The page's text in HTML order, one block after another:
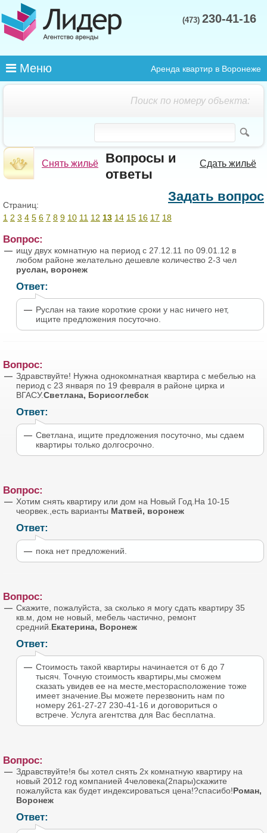
(473) 230-41-16
Меню Аренда квартир в Воронеже
Поиск по номеру объекта:
Снять жильё Сдать жильё
Вопросы и
ответы
Задать вопрос
Страниц:
1 2 3 4 5 6 7 8 9 10 11 12 13 14 15 16 17 18
Вопрос:
ищу двух комнатную на период с 27.12.11 по 09.01.12 в
любом районе желательно дешевле количество 2-3 чел
руслан, воронеж
Ответ:
Руслан на такие короткие сроки у нас ничего нет,
ищите предложения посуточно.
Вопрос:
Здравствуйте! Нужна однокомнатная квартира с мебелью на
период с 23 января по 19 февраля в районе цирка и
ВГАСУ.Светлана, Борисоглебск
Ответ:
Светлана, ищите предложения посуточно, мы сдаем
квартиры только долгосрочно.
Вопрос:
Хотим снять квартиру или дом на Новый Год.На 10-15
чеорвек.,есть варианты Матвей, воронеж
Ответ:
пока нет предложений.
Вопрос:
Скажите, пожалуйста, за сколько я могу сдать квартиру 35
кв.м, дом не новый, мебель частично, ремонт
средний. Екатерина, Воронеж
Ответ:
Стоимость такой квартиры начинается от 6 до 7
тысяч. Точную стоимость квартиры,мы сможем
сказать увидев ее на месте,месторасположение тоже
имеет значение.Вы можете перезвонить нам по
номеру 261-27-27 230-41-16 и договориться о
встрече. Услуга агентства для Вас бесплатна.
Вопрос:
Здравствуйте!я бы хотел снять 2х комнатную квартиру на
новый 2012 год компанией 4человека(2пары)скажите
пожалуйста как будет индексироваться цена!?спасибо!Роман,
Воронеж
Ответ: